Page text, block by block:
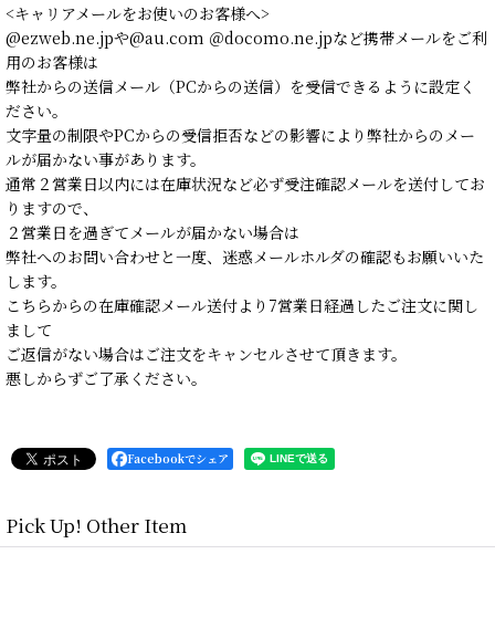
<キャリアメールをお使いのお客様へ>
@ezweb.ne.jpや@au.com ＠docomo.ne.jpなど携帯メールをご利
用のお客様は
弊社からの送信メール（PCからの送信）を受信できるように設定く
ださい。
文字量の制限やPCからの受信拒否などの影響により弊社からのメー
ルが届かない事があります。
通常２営業日以内には在庫状況など必ず受注確認メールを送付してお
りますので、
２営業日を過ぎてメールが届かない場合は
弊社へのお問い合わせと一度、迷惑メールホルダの確認もお願いいた
します。
こちらからの在庫確認メール送付より7営業日経過したご注文に関し
まして
ご返信がない場合はご注文をキャンセルさせて頂きます。
悪しからずご了承ください。
Facebookでシェア
Pick Up! Other Item